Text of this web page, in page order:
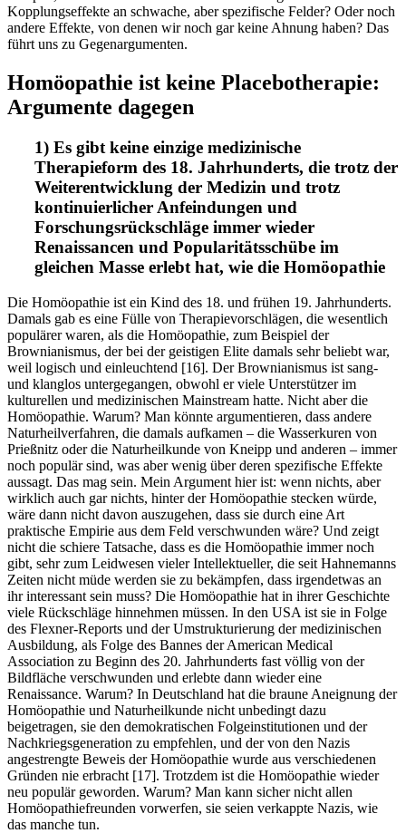
Kopplungseffekte an schwache, aber spezifische Felder? Oder noch
andere Effekte, von denen wir noch gar keine Ahnung haben? Das
führt uns zu Gegenargumenten.
Homöopathie ist keine Placebotherapie:
Argumente dagegen
1) Es gibt keine einzige medizinische
Therapieform des 18. Jahrhunderts, die trotz der
Weiterentwicklung der Medizin und trotz
kontinuierlicher Anfeindungen und
Forschungsrückschläge immer wieder
Renaissancen und Popularitätsschübe im
gleichen Masse erlebt hat, wie die Homöopathie
Die Homöopathie ist ein Kind des 18. und frühen 19. Jahrhunderts.
Damals gab es eine Fülle von Therapievorschlägen, die wesentlich
populärer waren, als die Homöopathie, zum Beispiel der
Brownianismus, der bei der geistigen Elite damals sehr beliebt war,
weil logisch und einleuchtend [16]. Der Brownianismus ist sang-
und klanglos untergegangen, obwohl er viele Unterstützer im
kulturellen und medizinischen Mainstream hatte. Nicht aber die
Homöopathie. Warum? Man könnte argumentieren, dass andere
Naturheilverfahren, die damals aufkamen – die Wasserkuren von
Prießnitz oder die Naturheilkunde von Kneipp und anderen – immer
noch populär sind, was aber wenig über deren spezifische Effekte
aussagt. Das mag sein. Mein Argument hier ist: wenn nichts, aber
wirklich auch gar nichts, hinter der Homöopathie stecken würde,
wäre dann nicht davon auszugehen, dass sie durch eine Art
praktische Empirie aus dem Feld verschwunden wäre? Und zeigt
nicht die schiere Tatsache, dass es die Homöopathie immer noch
gibt, sehr zum Leidwesen vieler Intellektueller, die seit Hahnemanns
Zeiten nicht müde werden sie zu bekämpfen, dass irgendetwas an
ihr interessant sein muss? Die Homöopathie hat in ihrer Geschichte
viele Rückschläge hinnehmen müssen. In den USA ist sie in Folge
des Flexner-Reports und der Umstrukturierung der medizinischen
Ausbildung, als Folge des Bannes der American Medical
Association zu Beginn des 20. Jahrhunderts fast völlig von der
Bildfläche verschwunden und erlebte dann wieder eine
Renaissance. Warum? In Deutschland hat die braune Aneignung der
Homöopathie und Naturheilkunde nicht unbedingt dazu
beigetragen, sie den demokratischen Folgeinstitutionen und der
Nachkriegsgeneration zu empfehlen, und der von den Nazis
angestrengte Beweis der Homöopathie wurde aus verschiedenen
Gründen nie erbracht [17]. Trotzdem ist die Homöopathie wieder
neu populär geworden. Warum? Man kann sicher nicht allen
Homöopathiefreunden vorwerfen, sie seien verkappte Nazis, wie
das manche tun.